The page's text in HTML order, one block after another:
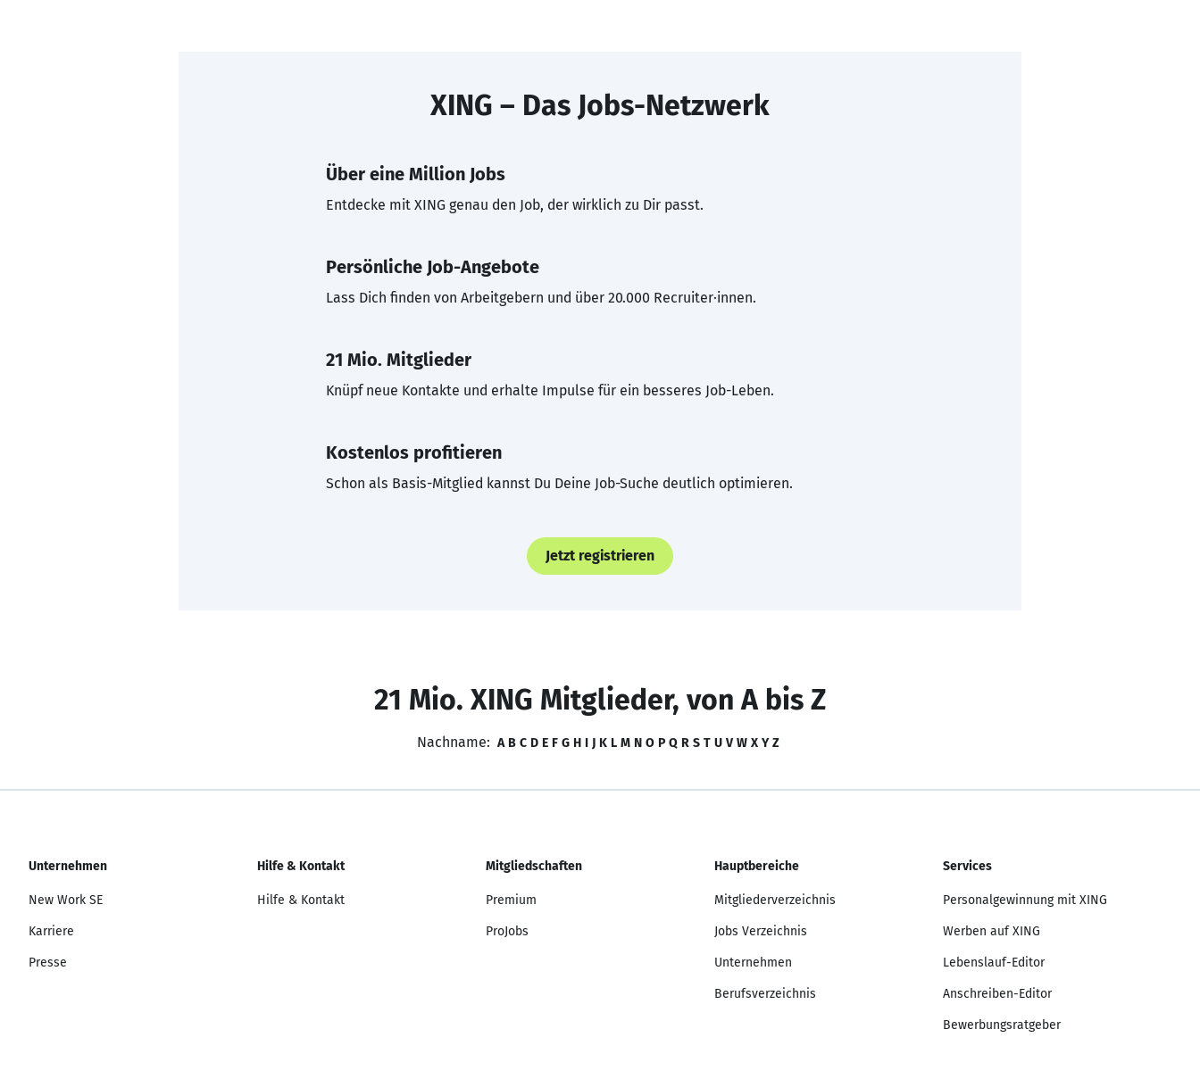
XING – Das Jobs-Netzwerk
Über eine Million Jobs
Entdecke mit XING genau den Job, der wirklich zu Dir passt.
Persönliche Job-Angebote
Lass Dich finden von Arbeitgebern und über 20.000 Recruiter·innen.
21 Mio. Mitglieder
Knüpf neue Kontakte und erhalte Impulse für ein besseres Job-Leben.
Kostenlos profitieren
Schon als Basis-Mitglied kannst Du Deine Job-Suche deutlich optimieren.
Jetzt registrieren
21 Mio. XING Mitglieder, von A bis Z
Nachname: A B C D E F G H I J K L M N O P Q R S T U V W X Y Z
Unternehmen
New Work SE
Karriere
Presse
Hilfe & Kontakt
Hilfe & Kontakt
Mitgliedschaften
Premium
ProJobs
Hauptbereiche
Mitgliederverzeichnis
Jobs Verzeichnis
Unternehmen
Berufsverzeichnis
Services
Personalgewinnung mit XING
Werben auf XING
Lebenslauf-Editor
Anschreiben-Editor
Bewerbungsratgeber